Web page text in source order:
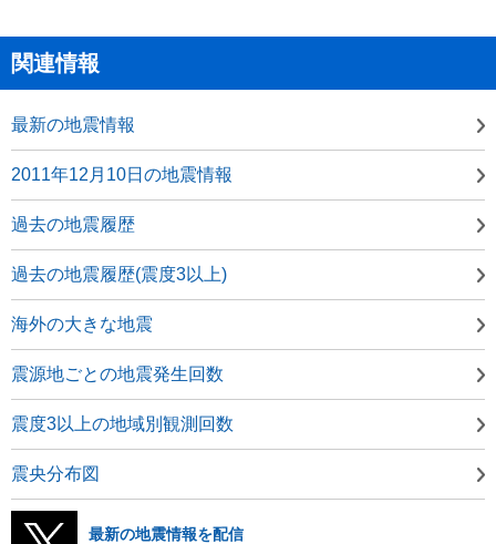
関連情報
最新の地震情報
2011年12月10日の地震情報
過去の地震履歴
過去の地震履歴(震度3以上)
海外の大きな地震
震源地ごとの地震発生回数
震度3以上の地域別観測回数
震央分布図
最新の地震情報を配信